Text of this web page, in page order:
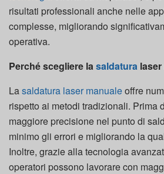
risultati professionali anche nelle
complesse, migliorando
operativa.
Perché scegliere lasaldatura
Lasaldatura laser manualeoffre
rispetto ai metodi tradizionali. Prima
maggiore precisione nel punto di
minimo gli errori e migliorando la
Inoltre, grazie alla tecnologia
operatori possono lavorare con